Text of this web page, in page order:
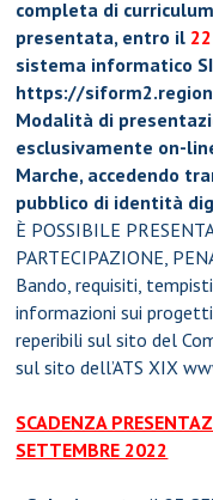
completa di
presentata, entro il
sistema informatico
https://
Modalità di
esclusivamente on-
Marche, accedendo
pubblico di identità
È POSSIBILE
PARTECIPAZIONE,
Bando, requisiti,
informazioni sui
reperibili sul sito del
sul sito dell’ATS XIX
SCADENZA
SETTEMBRE 2022